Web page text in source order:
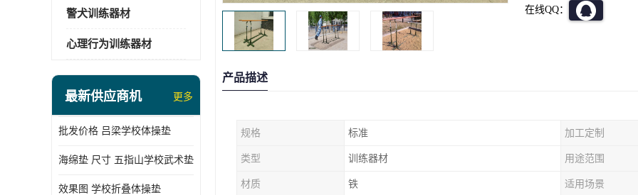
警犬训练器材
心理行为训练器材
最新供应商机 更多
批发价格 吕梁学校体操垫
海绵垫 尺寸 五指山学校武术垫
效果图 学校折叠体操垫
在线QQ：
产品描述
规格 标准 加工定制
类型 训练器材 用途范围
材质 铁 适用场景